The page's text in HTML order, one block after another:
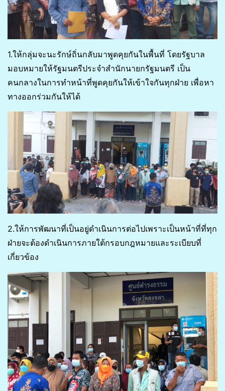
1.ให้กลุ่มจะนะรักษ์ถิ่นกลับมาพูดคุยกันในพื้นที่ โดยรัฐบาล
มอบหมายให้รัฐมนตรีประจำสำนักนายกรัฐมนตรี เป็น
คนกลางในการทำหน้าที่พูดคุยกันให้เข้าใจกันทุกฝ่าย เพื่อหา
ทางออกร่วมกันให้ได้
2.ให้การพัฒนาที่เป็นอยู่ดำเนินการต่อไปเพราะเป็นหน้าที่ที่ทุก
ฝ่ายจะต้องดำเนินการภายใต้กรอบกฎหมายและระเบียบที่
เกี่ยวข้อง